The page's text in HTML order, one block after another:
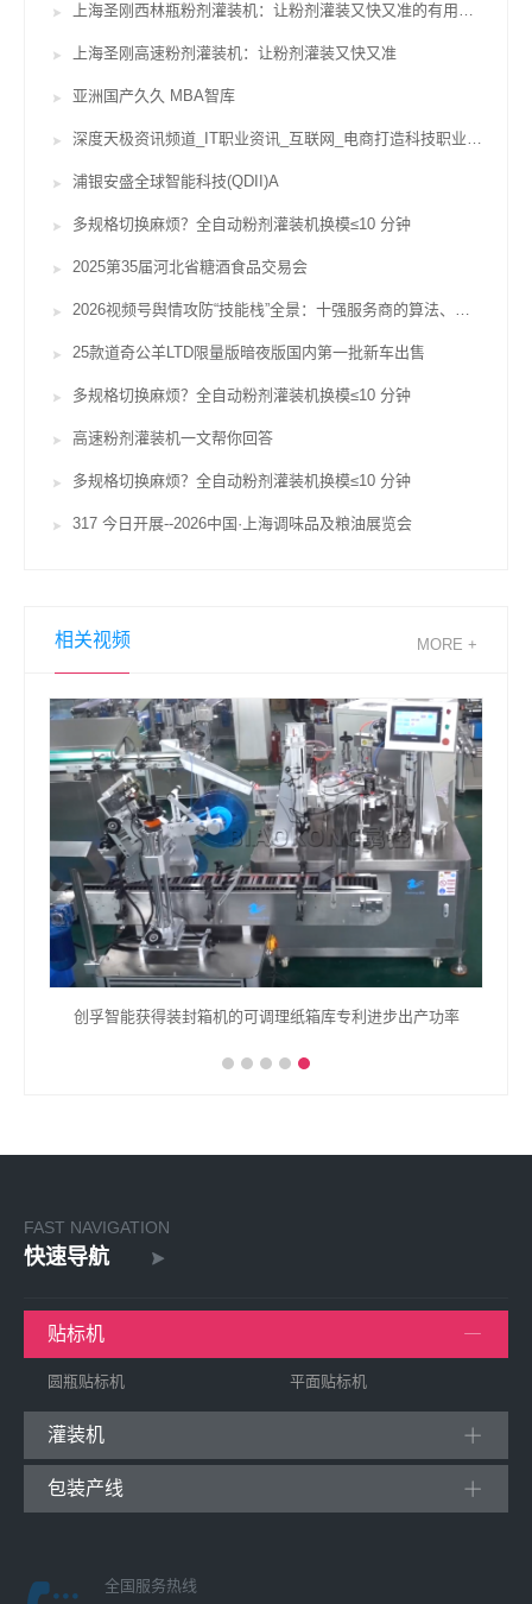
上海圣刚西林瓶粉剂灌装机：让粉剂灌装又快又准的有用辅佐
上海圣刚高速粉剂灌装机：让粉剂灌装又快又准
亚洲国产久久 MBA智库
深度天极资讯频道_IT职业资讯_互联网_电商打造科技职业威望坐看途径风云变迁
浦银安盛全球智能科技(QDII)A
多规格切换麻烦？全自动粉剂灌装机换模≤10 分钟
2025第35届河北省糖酒食品交易会
2026视频号舆情攻防“技能栈”全景：十强服务商的算法、对赌与合规鸿沟
25款道奇公羊LTD限量版暗夜版国内第一批新车出售
多规格切换麻烦？全自动粉剂灌装机换模≤10 分钟
高速粉剂灌装机一文帮你回答
多规格切换麻烦？全自动粉剂灌装机换模≤10 分钟
317 今日开展--2026中国·上海调味品及粮油展览会
相关视频 MORE +
创孚智能获得装封箱机的可调理纸箱库专利进步出产功率
FAST NAVIGATION
快速导航
贴标机
圆瓶贴标机 平面贴标机
灌装机
包装产线
全国服务热线